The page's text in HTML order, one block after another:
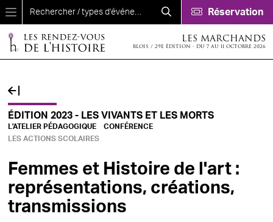
Aller au contenu principal
Réservation
LES MARCHANDS
BLOIS / 29E ÉDITION - DU 7 AU 11 OCTOBRE 2026
ÉDITION 2023 - LES VIVANTS ET LES MORTS
L'ATELIER PÉDAGOGIQUE
CONFÉRENCE
LES ACTIONS SCOLAIRES
Femmes et Histoire de l'art :
représentations, créations,
transmissions